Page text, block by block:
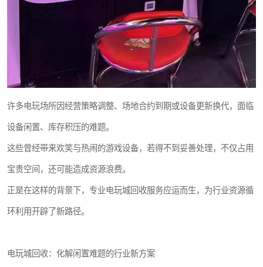
许多电玩场所因经营策略调整、场地合约到期或设备更新换代，面临
设备闲置、库存积压的难题。
这些曾经带来欢笑与热闹的游戏设备，若得不到妥善处理，不仅占用
宝贵空间，还可能造成资源浪费。
正是在这样的背景下，专业电玩城回收服务应运而生，为行业资源循
环利用开辟了新路径。
电玩城回收：化解闲置难题的行业新方案